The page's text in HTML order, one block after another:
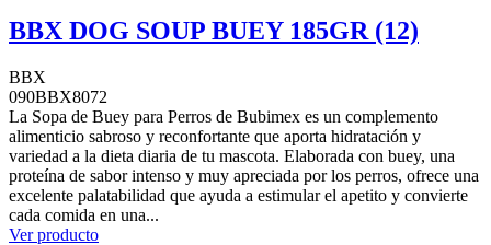
BBX DOG SOUP BUEY 185GR (12)
BBX
090BBX8072
La Sopa de Buey para Perros de Bubimex es un complemento
alimenticio sabroso y reconfortante que aporta hidratación y
variedad a la dieta diaria de tu mascota. Elaborada con buey, una
proteína de sabor intenso y muy apreciada por los perros, ofrece una
excelente palatabilidad que ayuda a estimular el apetito y convierte
cada comida en una...
Ver producto